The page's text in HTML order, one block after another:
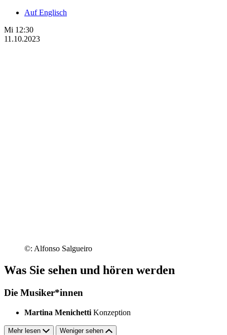
Auf Englisch
Mi 12:30
11.10.2023
©: Alfonso Salgueiro
Was Sie sehen und hören werden
Die Musiker*innen
Martina Menichetti Konzeption
Mehr lesen Weniger sehen